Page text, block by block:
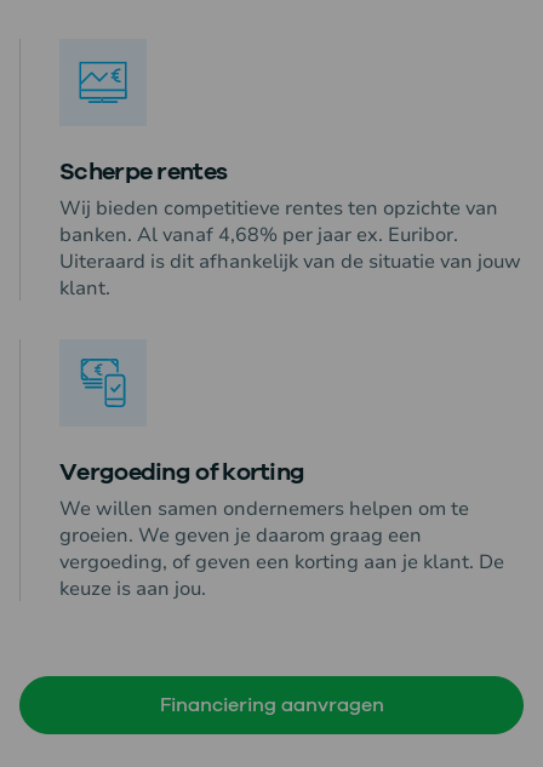
Scherpe rentes
Wij bieden competitieve rentes ten opzichte van
banken. Al vanaf 4,68% per jaar ex. Euribor.
Uiteraard is dit afhankelijk van de situatie van jouw
klant.
Vergoeding of korting
We willen samen ondernemers helpen om te
groeien. We geven je daarom graag een
vergoeding, of geven een korting aan je klant. De
keuze is aan jou.
Financiering aanvragen